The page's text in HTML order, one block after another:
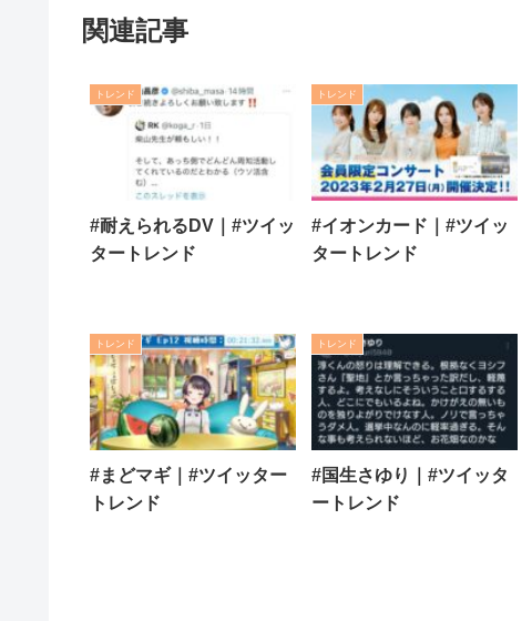
関連記事
トレンド
#耐えられるDV｜#ツイッ
タートレンド
トレンド
#イオンカード｜#ツイッ
タートレンド
トレンド
#まどマギ｜#ツイッター
トレンド
トレンド
#国生さゆり｜#ツイッタ
ートレンド